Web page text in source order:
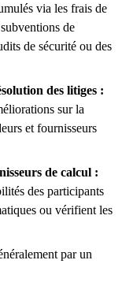
via les frais de
de
de sécurité ou des
des litiges :
sur la
et fournisseurs
de calcul :
des participants
ou vérifient les
par un